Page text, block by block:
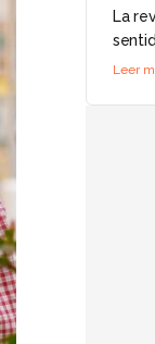
La
Leer